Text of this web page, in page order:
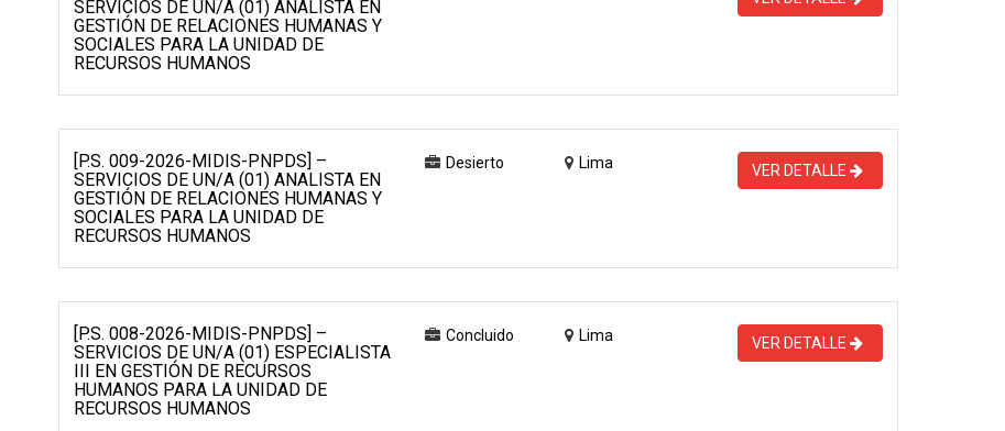
SERVICIOS DE UN/A (01) ANALISTA EN
GESTIÓN DE RELACIONES HUMANAS Y
SOCIALES PARA LA UNIDAD DE
RECURSOS HUMANOS
[P.S. 009-2026-MIDIS-PNPDS] –
SERVICIOS DE UN/A (01) ANALISTA EN
GESTIÓN DE RELACIONES HUMANAS Y
SOCIALES PARA LA UNIDAD DE
RECURSOS HUMANOS
Desierto Lima VER DETALLE
[P.S. 008-2026-MIDIS-PNPDS] –
SERVICIOS DE UN/A (01) ESPECIALISTA
III EN GESTIÓN DE RECURSOS
HUMANOS PARA LA UNIDAD DE
RECURSOS HUMANOS
Concluido Lima VER DETALLE